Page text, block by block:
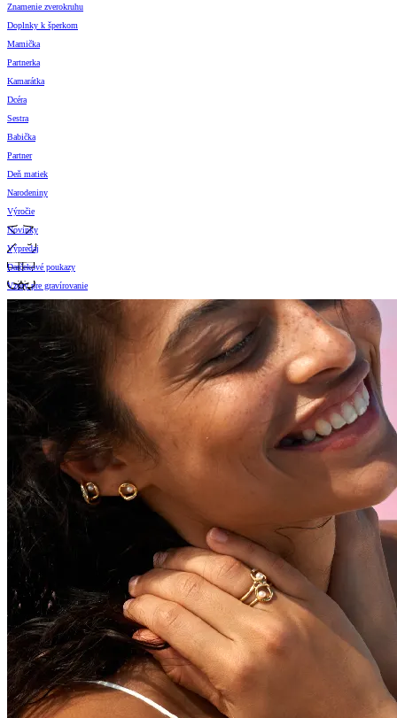
Znamenie zverokruhu
Doplnky k šperkom
Mamička
Partnerka
Kamarátka
Dcéra
Sestra
Babička
Partner
Deň matiek
Narodeniny
Výročie
Novinky
Výpredaj
Darčekové poukazy
Vzory pre gravírovanie